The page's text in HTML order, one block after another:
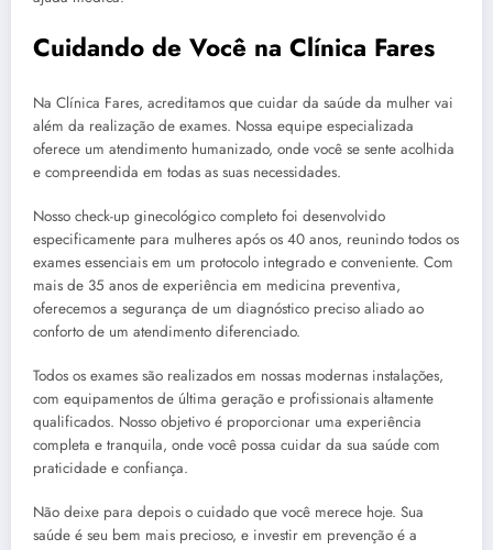
Cuidando de Você na Clínica Fares
Na Clínica Fares, acreditamos que cuidar da saúde da mulher vai
além da realização de exames. Nossa equipe especializada
oferece um atendimento humanizado, onde você se sente acolhida
e compreendida em todas as suas necessidades.
Nosso check-up ginecológico completo foi desenvolvido
especificamente para mulheres após os 40 anos, reunindo todos os
exames essenciais em um protocolo integrado e conveniente. Com
mais de 35 anos de experiência em medicina preventiva,
oferecemos a segurança de um diagnóstico preciso aliado ao
conforto de um atendimento diferenciado.
Todos os exames são realizados em nossas modernas instalações,
com equipamentos de última geração e profissionais altamente
qualificados. Nosso objetivo é proporcionar uma experiência
completa e tranquila, onde você possa cuidar da sua saúde com
praticidade e confiança.
Não deixe para depois o cuidado que você merece hoje. Sua
saúde é seu bem mais precioso, e investir em prevenção é a